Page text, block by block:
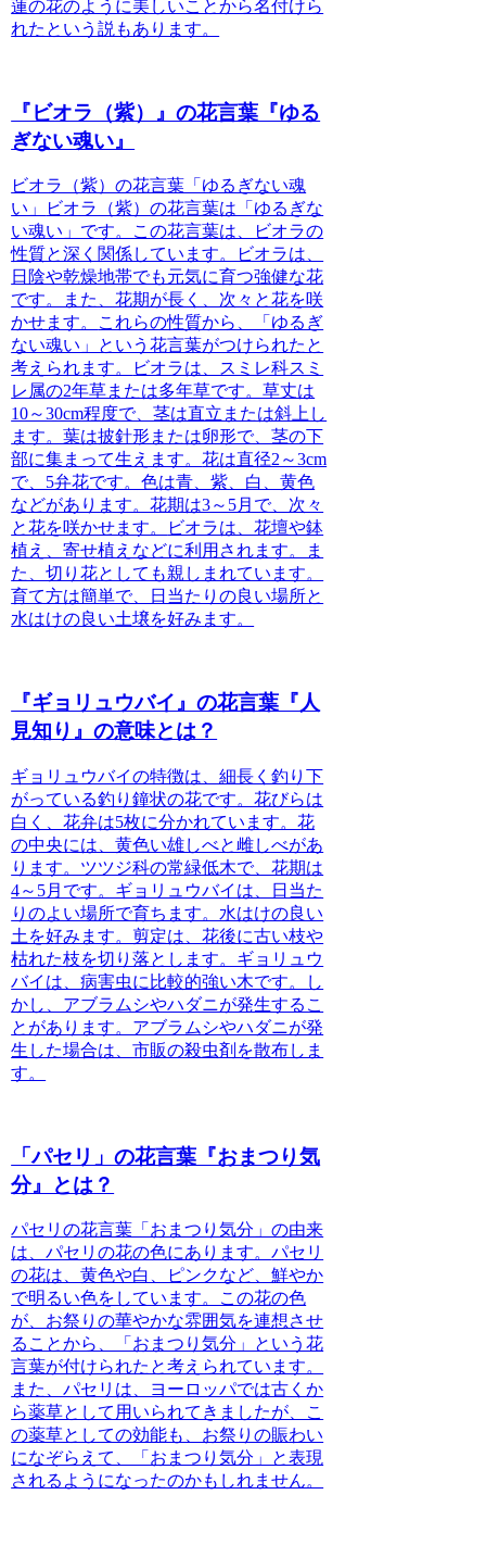
蓮の花のように美しいことから名付けら
れたという説もあります。
『ビオラ（紫）』の花言葉『ゆる
ぎない魂い』
ビオラ（紫）の花言葉「ゆるぎない魂
い」
ビオラ（紫）の花言葉は「ゆるぎな
い魂い」です。この花言葉は、ビオラの
性質と深く関係しています。ビオラは、
日陰や乾燥地帯でも元気に育つ強健な花
です。また、花期が長く、次々と花を咲
かせます。
これらの性質から、「ゆるぎ
ない魂い」という花言葉がつけられたと
考えられます。
ビオラは、スミレ科スミ
レ属の2年草または多年草です。草丈は
10～30cm程度で、茎は直立または斜上し
ます。葉は披針形または卵形で、茎の下
部に集まって生えます。花は直径2～3cm
で、5弁花です。色は青、紫、白、黄色
などがあります。花期は3～5月で、次々
と花を咲かせます。
ビオラは、花壇や鉢
植え、寄せ植えなどに利用されます。ま
た、切り花としても親しまれています。
育て方は簡単で、日当たりの良い場所と
水はけの良い土壌を好みます。
『ギョリュウバイ』の花言葉『人
見知り』の意味とは？
ギョリュウバイの特徴は、細長く釣り下
がっている釣り鐘状の花です。花びらは
白く、花弁は5枚に分かれています。花
の中央には、黄色い雄しべと雌しべがあ
ります。ツツジ科の常緑低木で、花期は
4～5月です。ギョリュウバイは、日当た
りのよい場所で育ちます。水はけの良い
土を好みます。剪定は、花後に古い枝や
枯れた枝を切り落とします。ギョリュウ
バイは、病害虫に比較的強い木です。し
かし、アブラムシやハダニが発生するこ
とがあります。アブラムシやハダニが発
生した場合は、市販の殺虫剤を散布しま
す。
「パセリ」の花言葉『おまつり気
分』とは？
パセリの花言葉「おまつり気分」の由来
は、パセリの花の色にあります。パセリ
の花は、黄色や白、ピンクなど、鮮やか
で明るい色をしています。この花の色
が、お祭りの華やかな雰囲気を連想させ
ることから、「おまつり気分」という花
言葉が付けられたと考えられています。
また、パセリは、ヨーロッパでは古くか
ら薬草として用いられてきましたが、こ
の薬草としての効能も、お祭りの賑わい
になぞらえて、「おまつり気分」と表現
されるようになったのかもしれません。